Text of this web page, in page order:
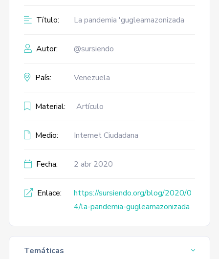
Título: La pandemia 'gugleamazonizada
Autor: @sursiendo
País: Venezuela
Material: Artículo
Medio: Internet Ciudadana
Fecha: 2 abr 2020
Enlace:
https://sursiendo.org/blog/2020/0
4/la-pandemia-gugleamazonizada
Temáticas